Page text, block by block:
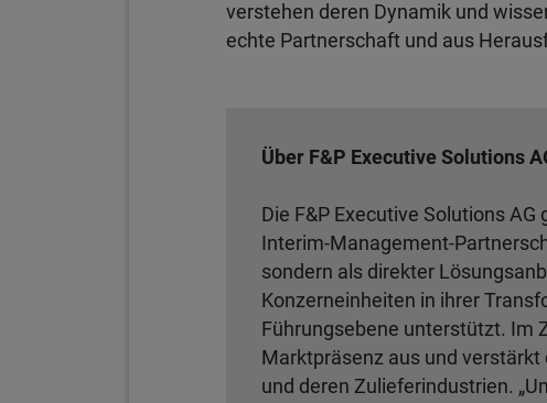
verstehen deren Dynamik und
echte Partnerschaft und aus
Über F&P Executive Solutions
Die F&P Executive Solutions
Interim-Management-
sondern als direkter
Konzerneinheiten in ihrer
Führungsebene unterstützt. Im
Marktpräsenz aus und
und deren Zulieferindustrien.